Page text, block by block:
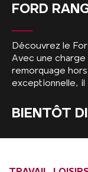
FORD
Découvrez le
Avec une
remorquage
exceptionnelle, il
BIENTÔT